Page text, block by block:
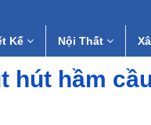
Kế Nội Thất
hút hầm